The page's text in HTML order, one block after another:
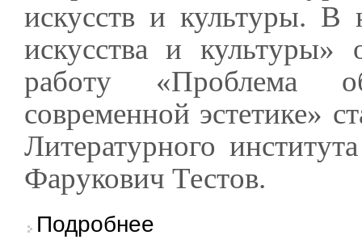
искусств и культуры. В
искусства и культуры»
работу «Проблема
современной эстетике»
Литературного
Фарукович Тестов.
Подробнее